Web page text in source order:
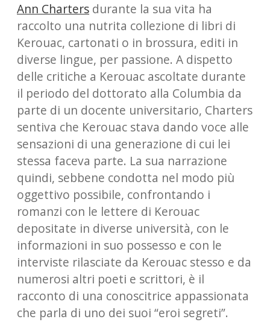
Ann Charters durante la sua vita ha
raccolto una nutrita collezione di libri di
Kerouac, cartonati o in brossura, editi in
diverse lingue, per passione. A dispetto
delle critiche a Kerouac ascoltate durante
il periodo del dottorato alla Columbia da
parte di un docente universitario, Charters
sentiva che Kerouac stava dando voce alle
sensazioni di una generazione di cui lei
stessa faceva parte. La sua narrazione
quindi, sebbene condotta nel modo più
oggettivo possibile, confrontando i
romanzi con le lettere di Kerouac
depositate in diverse università, con le
informazioni in suo possesso e con le
interviste rilasciate da Kerouac stesso e da
numerosi altri poeti e scrittori, è il
racconto di una conoscitrice appassionata
che parla di uno dei suoi “eroi segreti”.